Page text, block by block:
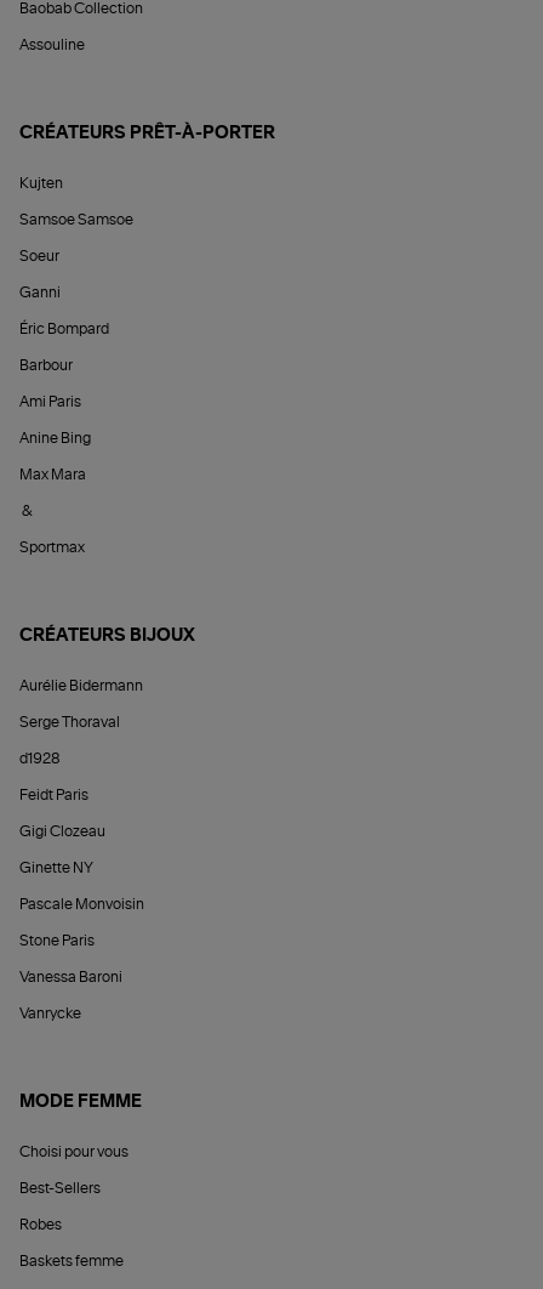
Baobab Collection
Assouline
CRÉATEURS PRÊT-À-PORTER
Kujten
Samsoe Samsoe
Soeur
Ganni
Éric Bompard
Barbour
Ami Paris
Anine Bing
Max Mara
&
Sportmax
CRÉATEURS BIJOUX
Aurélie Bidermann
Serge Thoraval
d1928
Feidt Paris
Gigi Clozeau
Ginette NY
Pascale Monvoisin
Stone Paris
Vanessa Baroni
Vanrycke
MODE FEMME
Choisi pour vous
Best-Sellers
Robes
Baskets femme